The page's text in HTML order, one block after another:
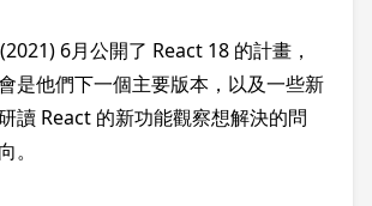
6月公開了 React 18 的計畫，
是他們下一個主要版本，以及一些新
讀 React 的新功能觀察想解決的問
。